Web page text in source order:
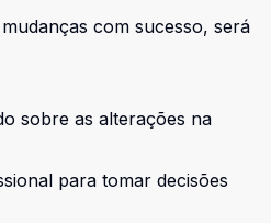
com sucesso, será
sobre as alterações na
para tomar decisões